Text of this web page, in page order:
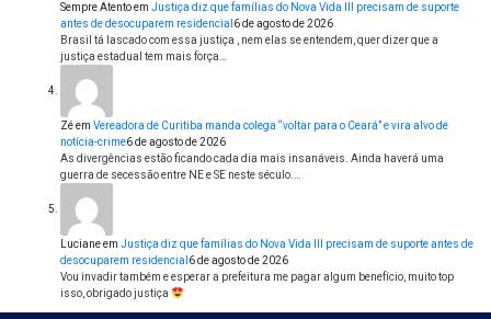
Sempre Atentoem Justiça diz que famílias do Nova Vida III precisam de suporte
antes de desocuparem residencial 6 de agosto de 2026
Brasil tá lascado com essa justiça , nem elas se entendem, quer dizer que a
justiça estadual tem mais força…
Zéem Vereadora de Curitiba manda colega “voltar para o Ceará” e vira alvo de
notícia-crime6 de agosto de 2026
As divergências estão ficando cada dia mais insanáveis. Ainda haverá uma
guerra de secessão entre NE e SE neste século.…
Lucianeem Justiça diz que famílias do Nova Vida III precisam de suporte antes de
desocuparem residencial 6 de agosto de 2026
Vou invadir também e esperar a prefeitura me pagar algum benefício, muito top
isso, obrigado justiça